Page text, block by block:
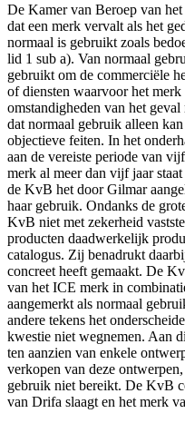
De Kamer van Beroep van
dat een merk vervalt als het
normaal is gebruikt zoals
lid 1 sub a). Van normaal
gebruikt om de commerciële
of diensten waarvoor het
omstandigheden van het
dat normaal gebruik alleen
objectieve feiten. In het
aan de vereiste periode van
merk al meer dan vijf jaar
de KvB het door Gilmar
haar gebruik. Ondanks de
KvB niet met zekerheid
producten daadwerkelijk
catalogus. Zij benadrukt
concreet heeft gemaakt. De
van het ICE merk in
aangemerkt als normaal
andere tekens het
kwestie niet wegnemen. Aan
ten aanzien van enkele
verkopen van deze
gebruik niet bereikt. De KvB
van Drifa slaagt en het merk